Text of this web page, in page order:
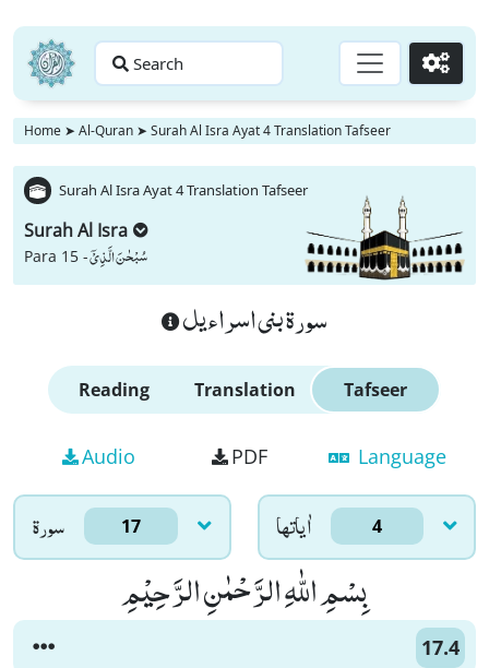
Search Go
Home ➤ Al-Quran ➤ Surah Al Isra Ayat 4 Translation Tafseer
Surah Al Isra Ayat 4 Translation Tafseer
Surah Al Isra
Para 15 -سُبْحٰنَ الَّذِیْۤ
سورة بنى اسراءيل
Reading Translation Tafseer
Audio PDF Language
سورۃ 17 اٰياتها 4
بِسْمِ اللّٰهِ الرَّحْمٰنِ الرَّحِیْمِ
17.4